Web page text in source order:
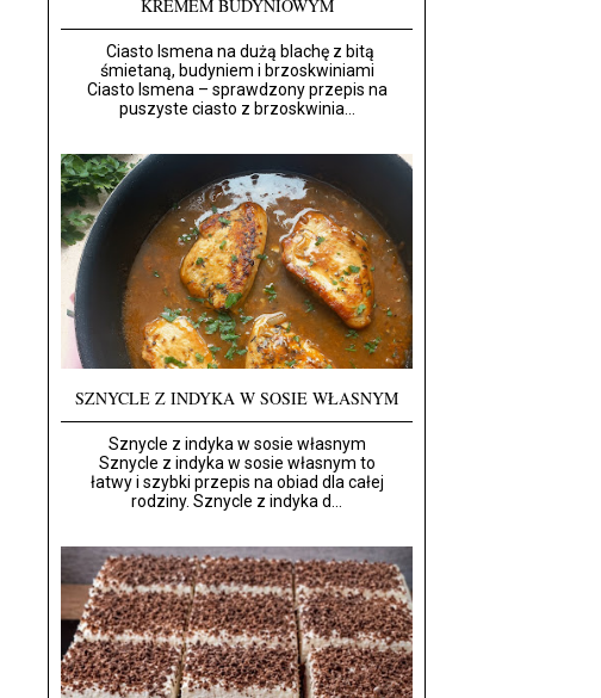
KREMEM BUDYNIOWYM
Ciasto Ismena na dużą blachę z bitą
śmietaną, budyniem i brzoskwiniami
Ciasto Ismena – sprawdzony przepis na
puszyste ciasto z brzoskwinia...
SZNYCLE Z INDYKA W SOSIE WŁASNYM
Sznycle z indyka w sosie własnym
Sznycle z indyka w sosie własnym to
łatwy i szybki przepis na obiad dla całej
rodziny. Sznycle z indyka d...